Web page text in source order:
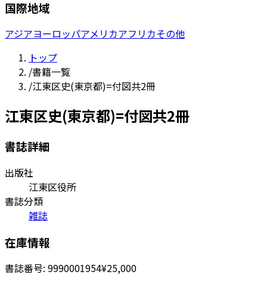
国際地域
アジアヨーロッパアメリカアフリカその他
トップ
/書籍一覧
/江東区史(東京都)=付図共2冊
江東区史(東京都)=付図共2冊
書誌詳細
出版社
江東区役所
書誌分類
雑誌
在庫情報
書誌番号: 9990001954¥25,000